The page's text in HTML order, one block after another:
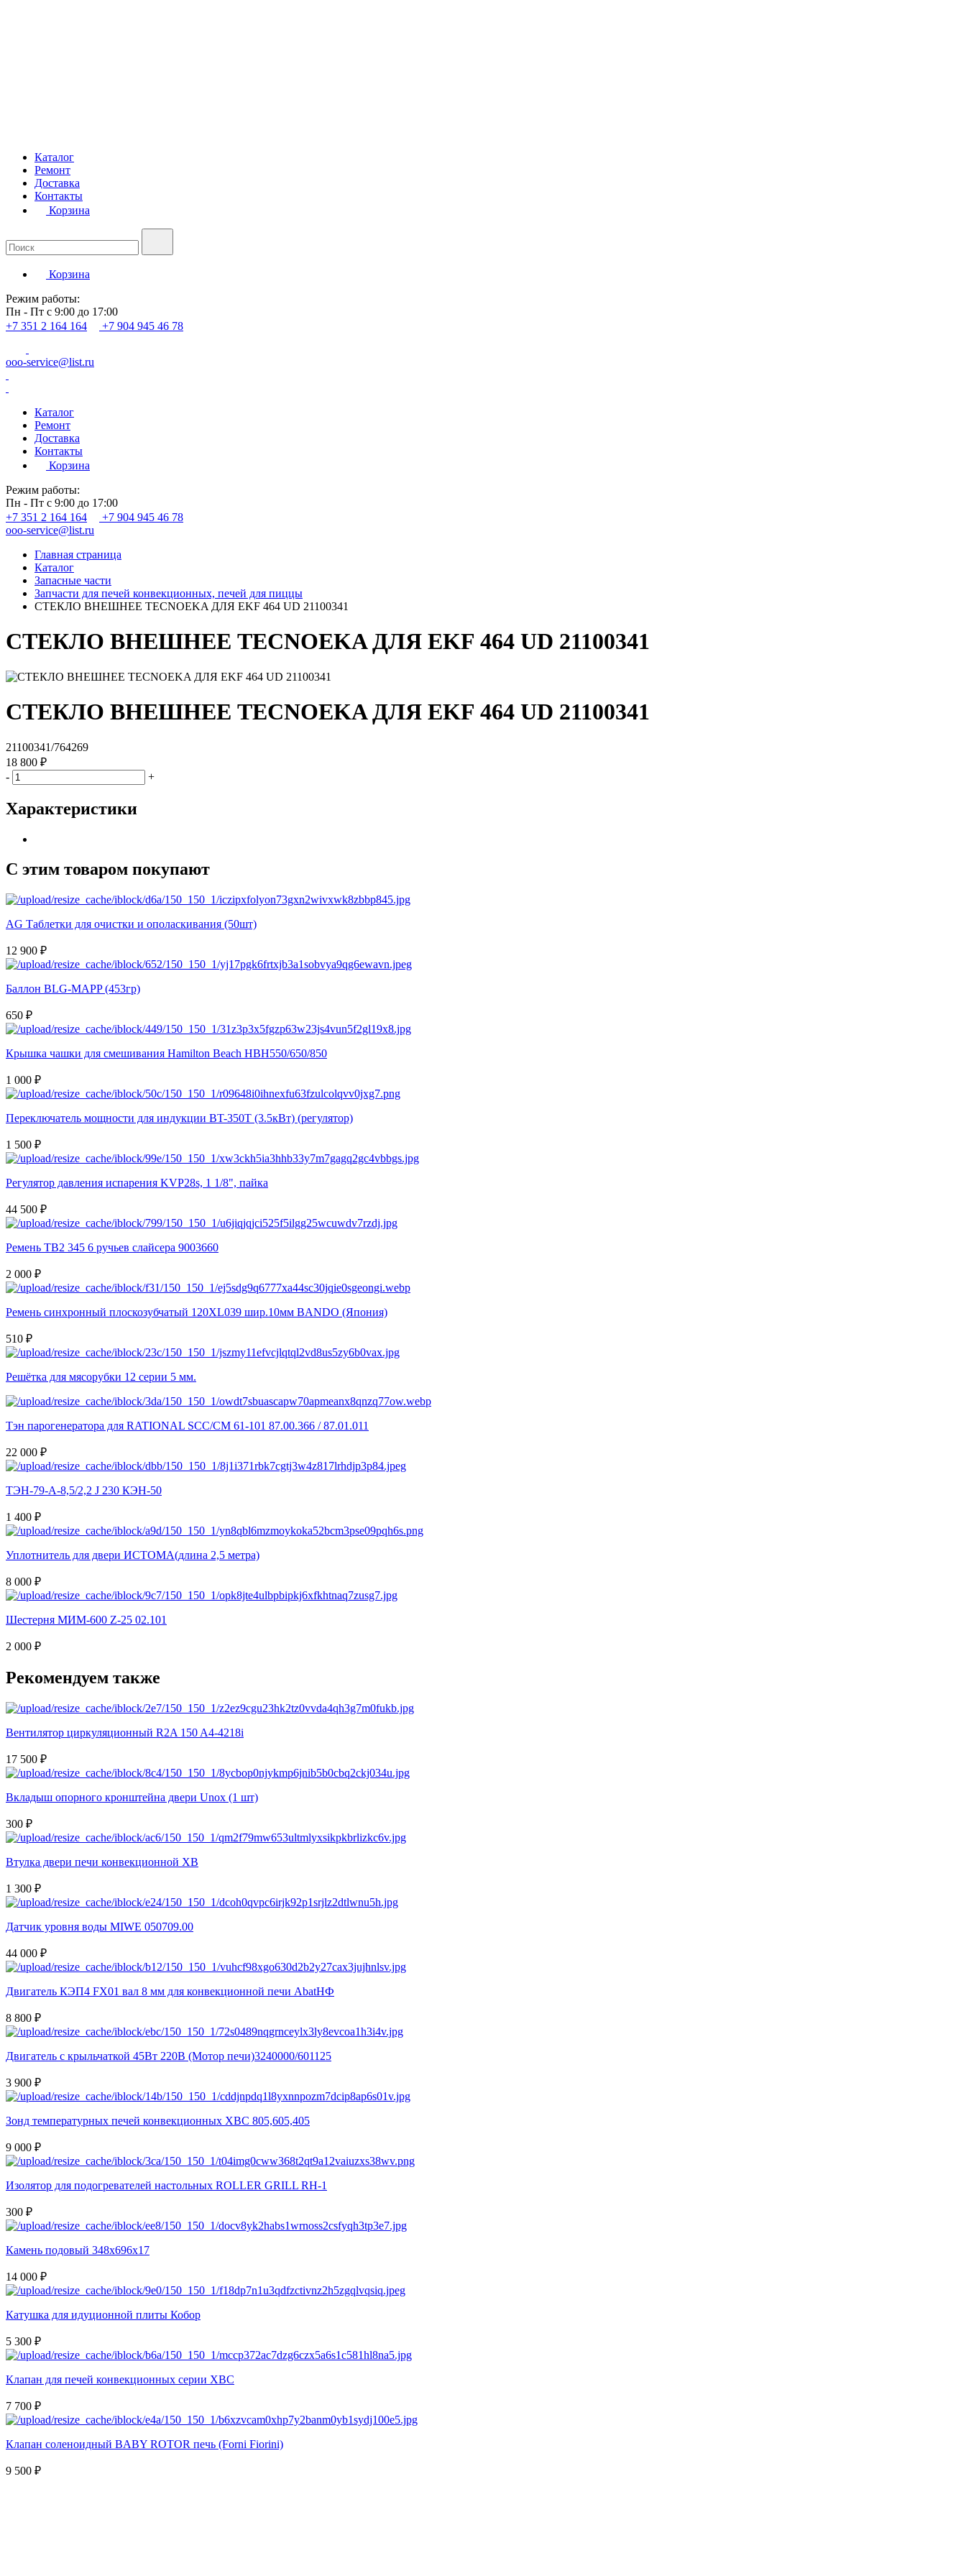
Каталог
Ремонт
Доставка
Контакты
Корзина
Корзина
Режим работы:
Пн - Пт с 9:00 до 17:00
+7 351 2 164 164
+7 904 945 46 78
ooo-service@list.ru
Каталог
Ремонт
Доставка
Контакты
Корзина
Режим работы:
Пн - Пт с 9:00 до 17:00
+7 351 2 164 164
+7 904 945 46 78
ooo-service@list.ru
Главная страница
Каталог
Запасные части
Запчасти для печей конвекционных, печей для пиццы
СТЕКЛО ВНЕШНЕЕ TECNOEKA ДЛЯ EKF 464 UD 21100341
СТЕКЛО ВНЕШНЕЕ TECNOEKA ДЛЯ EKF 464 UD 21100341
СТЕКЛО ВНЕШНЕЕ TECNOEKA ДЛЯ EKF 464 UD 21100341
21100341/764269
18 800 ₽
-
+
Характеристики
С этим товаром покупают
AG Таблетки для очистки и ополаскивания (50шт)
12 900 ₽
Баллон BLG-MAPP (453гр)
650 ₽
Крышка чашки для смешивания Hamilton Beach HBH550/650/850
1 000 ₽
Переключатель мощности для индукции BT-350T (3.5кВт) (регулятор)
1 500 ₽
Регулятор давления испарения KVP28s, 1 1/8", пайка
44 500 ₽
Ремень TB2 345 6 ручьев слайсера 9003660
2 000 ₽
Ремень синхронный плоскозубчатый 120XL039 шир.10мм BANDO (Япония)
510 ₽
Решётка для мясорубки 12 серии 5 мм.
Тэн парогенератора для RATIONAL SCC/CM 61-101 87.00.366 / 87.01.011
22 000 ₽
ТЭН-79-А-8,5/2,2 J 230 КЭН-50
1 400 ₽
Уплотнитель для двери ИСТОМА(длина 2,5 метра)
8 000 ₽
Шестерня МИМ-600 Z-25 02.101
2 000 ₽
Рекомендуем также
Вентилятор циркуляционный R2A 150 A4-4218i
17 500 ₽
Вкладыш опорного кронштейна двери Unox (1 шт)
300 ₽
Втулка двери печи конвекционной XB
1 300 ₽
Датчик уровня воды MIWE 050709.00
44 000 ₽
Двигатель КЭП4 FX01 вал 8 мм для конвекционной печи AbatНФ
8 800 ₽
Двигатель с крыльчаткой 45Вт 220В (Мотор печи)3240000/601125
3 900 ₽
Зонд температурных печей конвекционных XBC 805,605,405
9 000 ₽
Изолятор для подогревателей настольных ROLLER GRILL RH-1
300 ₽
Камень подовый 348х696х17
14 000 ₽
Катушка для идуционной плиты Кобор
5 300 ₽
Клапан для печей конвекционных серии XBC
7 700 ₽
Клапан соленоидный BABY ROTOR печь (Forni Fiorini)
9 500 ₽